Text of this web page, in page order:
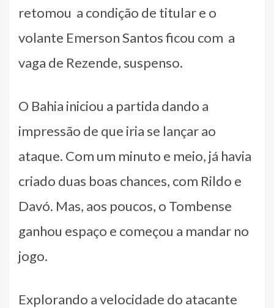
retomou a condição de titular e o
volante Emerson Santos ficou com a
vaga de Rezende, suspenso.
O Bahia iniciou a partida dando a
impressão de que iria se lançar ao
ataque. Com um minuto e meio, já havia
criado duas boas chances, com Rildo e
Davó. Mas, aos poucos, o Tombense
ganhou espaço e começou a mandar no
jogo.
Explorando a velocidade do atacante